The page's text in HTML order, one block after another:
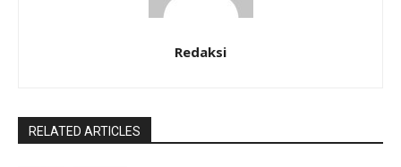
Redaksi
RELATED ARTICLES